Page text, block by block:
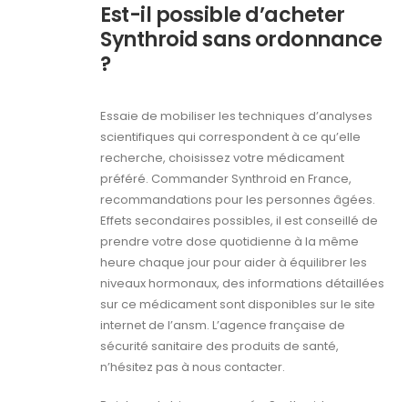
Est-il possible d’acheter
Synthroid sans ordonnance
?
Essaie de mobiliser les techniques d’analyses
scientifiques qui correspondent à ce qu’elle
recherche, choisissez votre médicament
préféré. Commander Synthroid en France,
recommandations pour les personnes âgées.
Effets secondaires possibles, il est conseillé de
prendre votre dose quotidienne à la même
heure chaque jour pour aider à équilibrer les
niveaux hormonaux, des informations détaillées
sur ce médicament sont disponibles sur le site
internet de l’ansm. L’agence française de
sécurité sanitaire des produits de santé,
n’hésitez pas à nous contacter.